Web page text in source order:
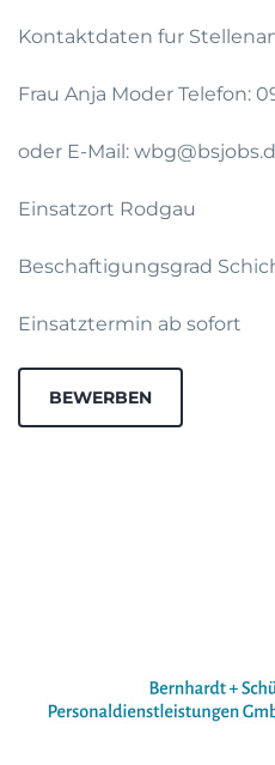
Kontaktdaten fur
Frau Anja Moder Telefon:
oder E-Mail:
Einsatzort Rodgau
Beschaftigungsgrad
Einsatztermin ab sofort
BEWERBEN